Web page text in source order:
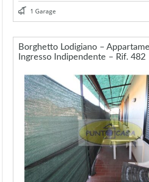
1 Garage
Borghetto Lodigiano –
Ingresso Indipendente – Rif. 482